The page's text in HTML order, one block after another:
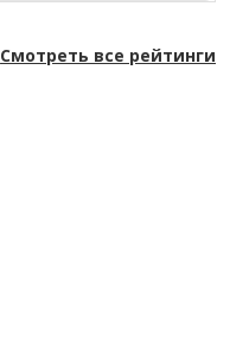
Смотреть все рейтинги